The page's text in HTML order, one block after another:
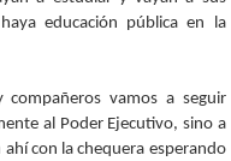
educación pública en la
compañeros vamos a seguir
al Poder Ejecutivo, sino a
con la chequera esperando